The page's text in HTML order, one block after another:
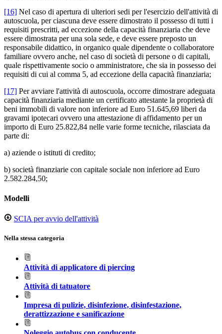
[16] Nel caso di apertura di ulteriori sedi per l'esercizio dell'attività di
autoscuola, per ciascuna deve essere dimostrato il possesso di tutti i
requisiti prescritti, ad eccezione della capacità finanziaria che deve
essere dimostrata per una sola sede, e deve essere preposto un
responsabile didattico, in organico quale dipendente o collaboratore
familiare ovvero anche, nel caso di società di persone o di capitali,
quale rispettivamente socio o amministratore, che sia in possesso dei
requisiti di cui al comma 5, ad eccezione della capacità finanziaria;
[17] Per avviare l'attività di autoscuola, occorre dimostrare adeguata
capacità finanziaria mediante un certificato attestante la proprietà di
beni immobili di valore non inferiore ad Euro 51.645,69 liberi da
gravami ipotecari ovvero una attestazione di affidamento per un
importo di Euro 25.822,84 nelle varie forme tecniche, rilasciata da
parte di:
a) aziende o istituti di credito;
b) società finanziarie con capitale sociale non inferiore ad Euro
2.582.284,50;
Modelli
SCIA per avvio dell'attività
Nella stessa categoria
Attività di applicatore di piercing
Attività di tatuatore
Impresa di pulizie, disinfezione, disinfestazione,
derattizzazione e sanificazione